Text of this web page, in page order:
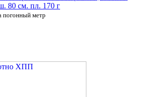
80 см. пл. 170 г
погонный метр